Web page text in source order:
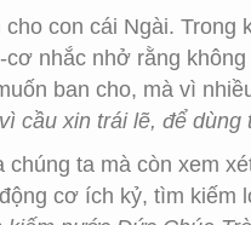
con cái Ngài.
nhắc nhở rằng
ban cho, mà vì
cầu xin trái lẽ, để dùng
ta mà còn xem
cơ ích kỷ, tìm kiếm